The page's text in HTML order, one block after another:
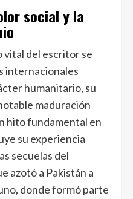
social y la
vital del escritor se
internacionales
humanitario, su
maduración
hito fundamental en
su experiencia
secuelas del
azotó a Pakistán a
donde formó parte